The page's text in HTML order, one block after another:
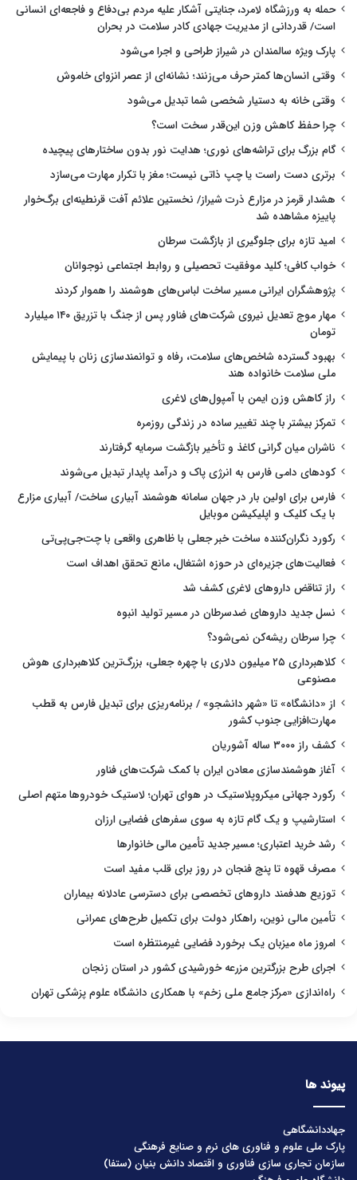
حمله به ورزشگاه لامرد، جنایتی آشکار علیه مردم بی‌دفاع و فاجعه‌ای انسانی
است/ قدردانی از مدیریت جهادی کادر سلامت در بحران
پارک ویژه سالمندان در شیراز طراحی و اجرا می‌شود
وقتی انسان‌ها کمتر حرف می‌زنند؛ نشانه‌ای از عصر انزوای خاموش
وقتی خانه به دستیار شخصی شما تبدیل می‌شود
چرا حفظ کاهش وزن این‌قدر سخت است؟
گام بزرگ برای تراشه‌های نوری؛ هدایت نور بدون ساختارهای پیچیده
برتری دست راست یا چپ ذاتی نیست؛ مغز با تکرار مهارت می‌سازد
هشدار قرمز در مزارع ذرت شیراز/ نخستین علائم آفت قرنطینه‌ای برگ‌خوار
پاییزه مشاهده شد
امید تازه برای جلوگیری از بازگشت سرطان
خواب کافی؛ کلید موفقیت تحصیلی و روابط اجتماعی نوجوانان
پژوهشگران ایرانی مسیر ساخت لباس‌های هوشمند را هموار کردند
مهار موج تعدیل نیروی شرکت‌های فناور پس از جنگ با تزریق ۱۴۰ میلیارد
تومان
بهبود گسترده شاخص‌های سلامت، رفاه و توانمندسازی زنان با پیمایش
ملی سلامت خانواده هند
راز کاهش وزن ایمن با آمپول‌های لاغری
تمرکز بیشتر با چند تغییر ساده در زندگی روزمره
ناشران میان گرانی کاغذ و تأخیر بازگشت سرمایه گرفتارند
کودهای دامی فارس به انرژی پاک و درآمد پایدار تبدیل می‌شوند
فارس برای اولین بار در جهان سامانه هوشمند آبیاری ساخت/ آبیاری مزارع
با یک کلیک و اپلیکیشن موبایل
رکورد نگران‌کننده ساخت خبر جعلی با ظاهری واقعی با چت‌جی‌پی‌تی
فعالیت‌های جزیره‌ای در حوزه اشتغال، مانع تحقق اهداف است
راز تناقض داروهای لاغری کشف شد
نسل جدید داروهای ضدسرطان در مسیر تولید انبوه
چرا سرطان ریشه‌کن نمی‌شود؟
کلاهبرداری ۲۵ میلیون دلاری با چهره جعلی، بزرگ‌ترین کلاهبرداری هوش
مصنوعی
از «دانشگاه» تا «شهر دانشجو» / برنامه‌ریزی برای تبدیل فارس به قطب
مهارت‌افزایی جنوب کشور
کشف راز ۳۰۰۰ ساله آشوریان
آغاز هوشمندسازی معادن ایران با کمک شرکت‌های فناور
رکورد جهانی میکروپلاستیک در هوای تهران؛ لاستیک خودروها متهم اصلی
استارشیپ و یک گام تازه به سوی سفرهای فضایی ارزان
رشد خرید اعتباری؛ مسیر جدید تأمین مالی خانوارها
مصرف قهوه تا پنج فنجان در روز برای قلب مفید است
توزیع هدفمند داروهای تخصصی برای دسترسی عادلانه بیماران
تأمین مالی نوین، راهکار دولت برای تکمیل طرح‌های عمرانی
امروز ماه میزبان یک برخورد فضایی غیرمنتظره است
اجرای طرح بزرگترین مزرعه خورشیدی کشور در استان زنجان
راه‌اندازی «مرکز جامع ملی زخم» با همکاری دانشگاه علوم پزشکی تهران
پیوند ها
جهاددانشگاهی
پارک ملی علوم و فناوری های نرم و صنایع فرهنگی
سازمان تجاری سازی فناوری و اقتصاد دانش بنیان (ستفا)